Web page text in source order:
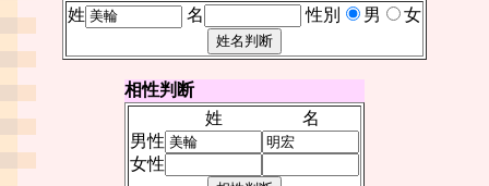
姓
名 性別 男 女
相性判断
姓
名
男性
女性